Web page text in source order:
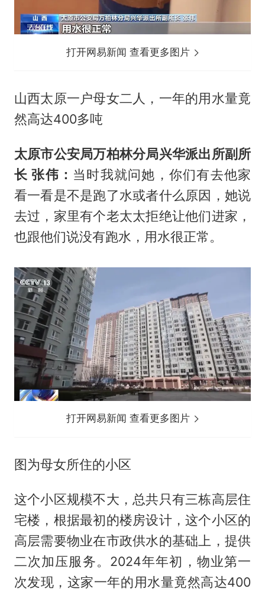
打开网易新闻 查看更多图片
山西太原一户母女二人，一年的用水量竟
然高达400多吨
太原市公安局万柏林分局兴华派出所副所
长 张伟： 当时我就问她，你们有去他家
看一看是不是跑了水或者什么原因，她说
去过，家里有个老太太拒绝让他们进家，
也跟他们说没有跑水，用水很正常。
打开网易新闻 查看更多图片
图为母女所住的小区
这个小区规模不大，总共只有三栋高层住
宅楼，根据最初的楼房设计，这个小区的
高层需要物业在市政供水的基础上，提供
二次加压服务。2024年年初，物业第一
次发现，这家一年的用水量竟然高达400